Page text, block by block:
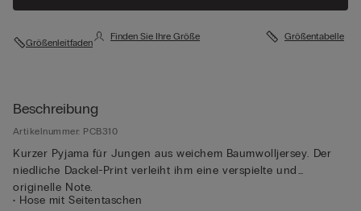
Größenleitfaden
Finden Sie Ihre Größe Größentabelle
Beschreibung
Artikelnummer: PCB310
Kurzer Pyjama für Jungen aus weichem Baumwolljersey. Der
niedliche Dackel-Print verleiht ihm eine verspielte und
originelle Note.
• Hose mit Seitentaschen